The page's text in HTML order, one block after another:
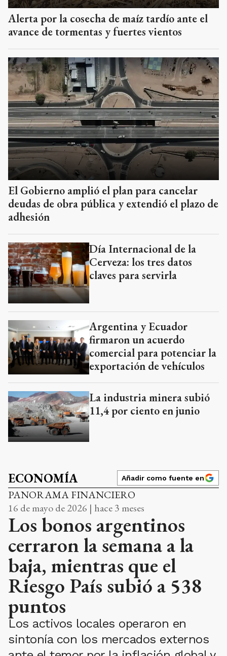
Alerta por la cosecha de maíz tardío ante el
avance de tormentas y fuertes vientos
El Gobierno amplió el plan para cancelar
deudas de obra pública y extendió el plazo de
adhesión
Día Internacional de la
Cerveza: los tres datos
claves para servirla
Argentina y Ecuador
firmaron un acuerdo
comercial para potenciar la
exportación de vehículos
La industria minera subió
11,4 por ciento en junio
ECONOMÍA Añadir como fuente en
PANORAMA FINANCIERO
16 de mayo de 2026 | hace 3 meses
Los bonos argentinos
cerraron la semana a la
baja, mientras que el
Riesgo País subió a 538
puntos
Los activos locales operaron en
sintonía con los mercados externos